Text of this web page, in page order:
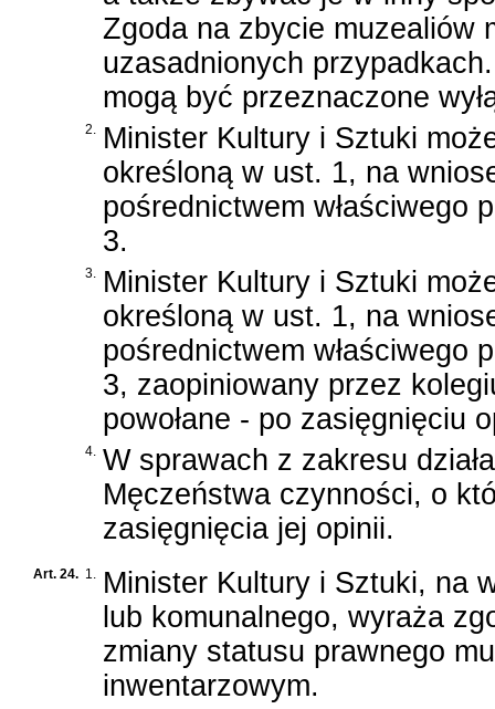
Zgoda na zbycie muzealiów
uzasadnionych
mogą być przeznaczone
2. Minister Kultury i Sztuki
określoną w ust. 1, na
pośrednictwem właściwego
3.
3. Minister Kultury i Sztuki
określoną w ust. 1, na
pośrednictwem właściwego
3, zaopiniowany przez
powołane - po zasięgnięciu
4. W sprawach z zakresu
Męczeństwa czynności, o
zasięgnięcia jej opinii.
Art. 24. 1. Minister Kultury i Sztuki, na
lub komunalnego, wyraża
zmiany statusu prawnego
inwentarzowym.